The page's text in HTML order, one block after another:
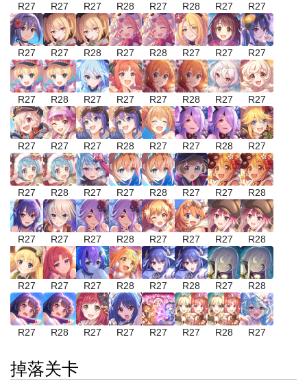
R27 R27 R27 R28 R27 R28 R27 R27
R27 R27 R28 R27 R28 R27 R27 R27
R27 R28 R27 R27 R27 R28 R27 R27
R27 R27 R27 R28 R27 R27 R28 R27
R27 R28 R27 R27 R28 R27 R27 R28
R27 R27 R27 R28 R27 R27 R27 R28
R27 R27 R27 R28 R27 R28 R27 R28
R27 R28 R27 R27 R27 R27 R28 R27
掉落关卡